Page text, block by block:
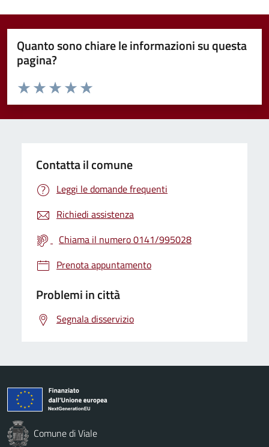
Quanto sono chiare le informazioni su questa
pagina?
Valuta da 1 a 5 stelle la pagina
Valuta 5 stelle su 5
Valuta 4 stelle su 5
Valuta 3 stelle su 5
Valuta 2 stelle su 5
Valuta 1 stelle su 5
Contatta il comune
Leggi le domande frequenti
Richiedi assistenza
Chiama il numero 0141/995028
Prenota appuntamento
Problemi in città
Segnala disservizio
Comune di Viale